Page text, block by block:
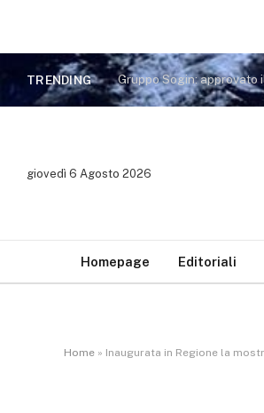
TRENDING
giovedì 6 Agosto 2026
Homepage Editoriali
Home » Inaugurata in Regione la